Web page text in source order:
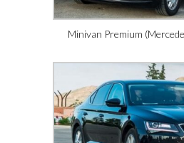
Minivan Premium